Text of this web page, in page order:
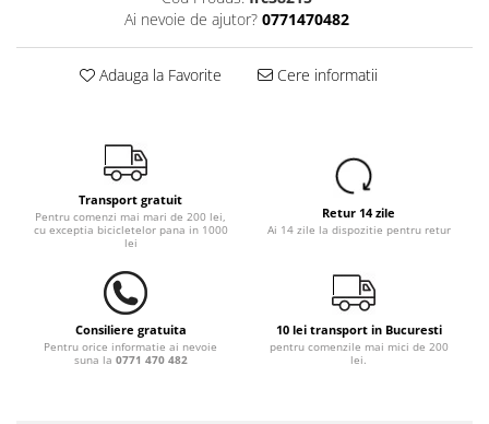
Ai nevoie de ajutor? 0771470482
Adauga la Favorite Cere informatii
Transport gratuit
Pentru comenzi mai mari de 200 lei,
cu exceptia bicicletelor pana in 1000
lei
Retur 14 zile
Ai 14 zile la dispozitie pentru retur
Consiliere gratuita
Pentru orice informatie ai nevoie
suna la 0771 470 482
10 lei transport in Bucuresti
pentru comenzile mai mici de 200
lei.